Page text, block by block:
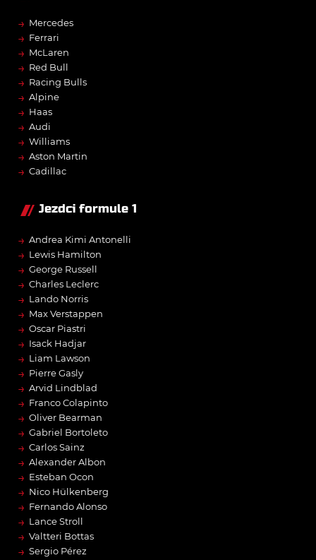
→ Mercedes
→ Ferrari
→ McLaren
→ Red Bull
→ Racing Bulls
→ Alpine
→ Haas
→ Audi
→ Williams
→ Aston Martin
→ Cadillac
Jezdci formule 1
→ Andrea Kimi Antonelli
→ Lewis Hamilton
→ George Russell
→ Charles Leclerc
→ Lando Norris
→ Max Verstappen
→ Oscar Piastri
→ Isack Hadjar
→ Liam Lawson
→ Pierre Gasly
→ Arvid Lindblad
→ Franco Colapinto
→ Oliver Bearman
→ Gabriel Bortoleto
→ Carlos Sainz
→ Alexander Albon
→ Esteban Ocon
→ Nico Hülkenberg
→ Fernando Alonso
→ Lance Stroll
→ Valtteri Bottas
→ Sergio Pérez